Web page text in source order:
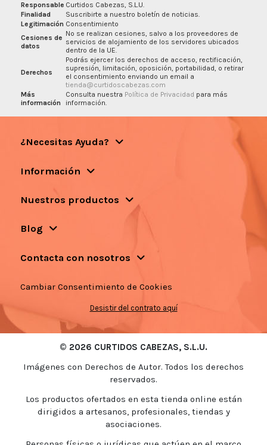
Responsable Curtidos Cabezas, S.L.U.
Finalidad
Suscribirte a nuestro boletín de noticias.
Legitimación Consentimiento
Cesiones de
datos
No se realizan cesiones, salvo a los proveedores de
servicios de alojamiento de los servidores ubicados
dentro de la UE.
Derechos
Podrás ejercer los derechos de acceso, rectificación,
supresión, limitación, oposición, portabilidad, o retirar
el consentimiento enviando un email a
tienda@curtidoscabezas.com
Más
información
Consulta nuestra Política de Privacidad para más
información.
¿Necesitas Ayuda?
Información
Nuestros productos
Blog
Contacta con nosotros
Cambiar Consentimiento de Cookies
Desistir del contrato aquí
© 2026 CURTIDOS CABEZAS, S.L.U.
Imágenes con Derechos de Autor. Todos los derechos
reservados.
Los productos ofertados en esta tienda online están
dirigidos a artesanos, profesionales, tiendas y
asociaciones.